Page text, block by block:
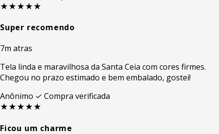
★★★★★
Super recomendo
7m atras
Tela linda e maravilhosa da Santa Ceia com cores firmes.
Chegou no prazo estimado e bem embalado, gostei!
Anônimo ✓ Compra verificada
★★★★★
Ficou um charme